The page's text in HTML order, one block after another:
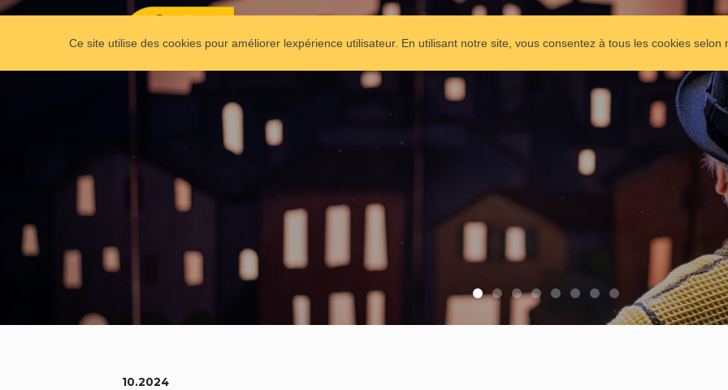
10.2024
Ce site utilise des cookies pour améliorer lexpérience utilisateur. En utilisant notre site, vous consentez à tous les cookies selon